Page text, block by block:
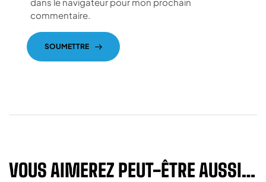
commentaire.
SOUMETTRE
VOUS AIMEREZ PEUT-ÊTRE AUSSI…